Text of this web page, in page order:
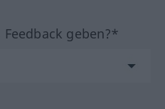
geben?*